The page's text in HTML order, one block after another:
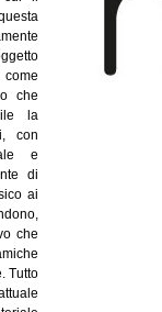
come
che
la
con
e
di
ai
che
Tutto